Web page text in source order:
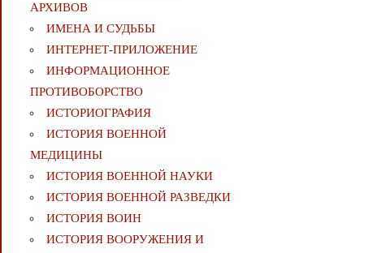
АРХИВОВ
ИМЕНА И СУДЬБЫ
ИНТЕРНЕТ-ПРИЛОЖЕНИЕ
ИНФОРМАЦИОННОЕ
ПРОТИВОБОРСТВО
ИСТОРИОГРАФИЯ
ИСТОРИЯ ВОЕННОЙ
МЕДИЦИНЫ
ИСТОРИЯ ВОЕННОЙ НАУКИ
ИСТОРИЯ ВОЕННОЙ РАЗВЕДКИ
ИСТОРИЯ ВОИН
ИСТОРИЯ ВООРУЖЕНИЯ И